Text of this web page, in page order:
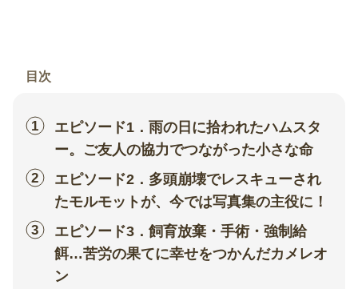
目次
エピソード1．雨の日に拾われたハムスタ
ー。ご友人の協力でつながった小さな命
エピソード2．多頭崩壊でレスキューされ
たモルモットが、今では写真集の主役に！
エピソード3．飼育放棄・手術・強制給
餌…苦労の果てに幸せをつかんだカメレオ
ン